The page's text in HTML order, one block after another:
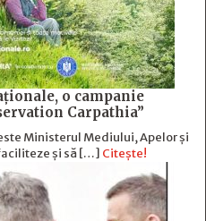
o campanie
Carpathia”
Ministerul Mediului, Apelor și
și să […] Citește!